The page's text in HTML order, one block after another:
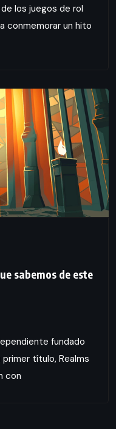
los juegos de rol
conmemorar un hito
sabemos de este
fundado
título, Realms
con